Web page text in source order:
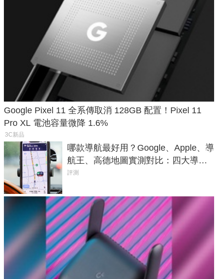
Google Pixel 11 全系傳取消 128GB 配置！Pixel 11
Pro XL 電池容量微降 1.6%
3C新品
哪款導航最好用？Google、Apple、導
航王、高德地圖實測對比：四大導航
實測懶人包
評測